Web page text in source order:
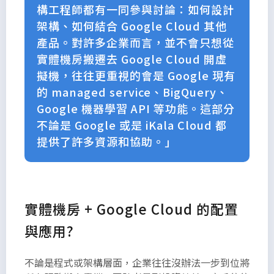
構工程師都有一同參與討論：如何設計
架構、如何結合 Google Cloud 其他
產品。對許多企業而言，並不會只想從
實體機房搬遷去 Google Cloud 開虛
擬機，往往更重視的會是 Google 現有
的 managed service、BigQuery、
Google 機器學習 API 等功能。這部分
不論是 Google 或是 iKala Cloud 都
提供了許多資源和協助。」
實體機房 + Google Cloud 的配置
與應用?
不論是程式或架構層面，企業往往沒辦法一步到位將